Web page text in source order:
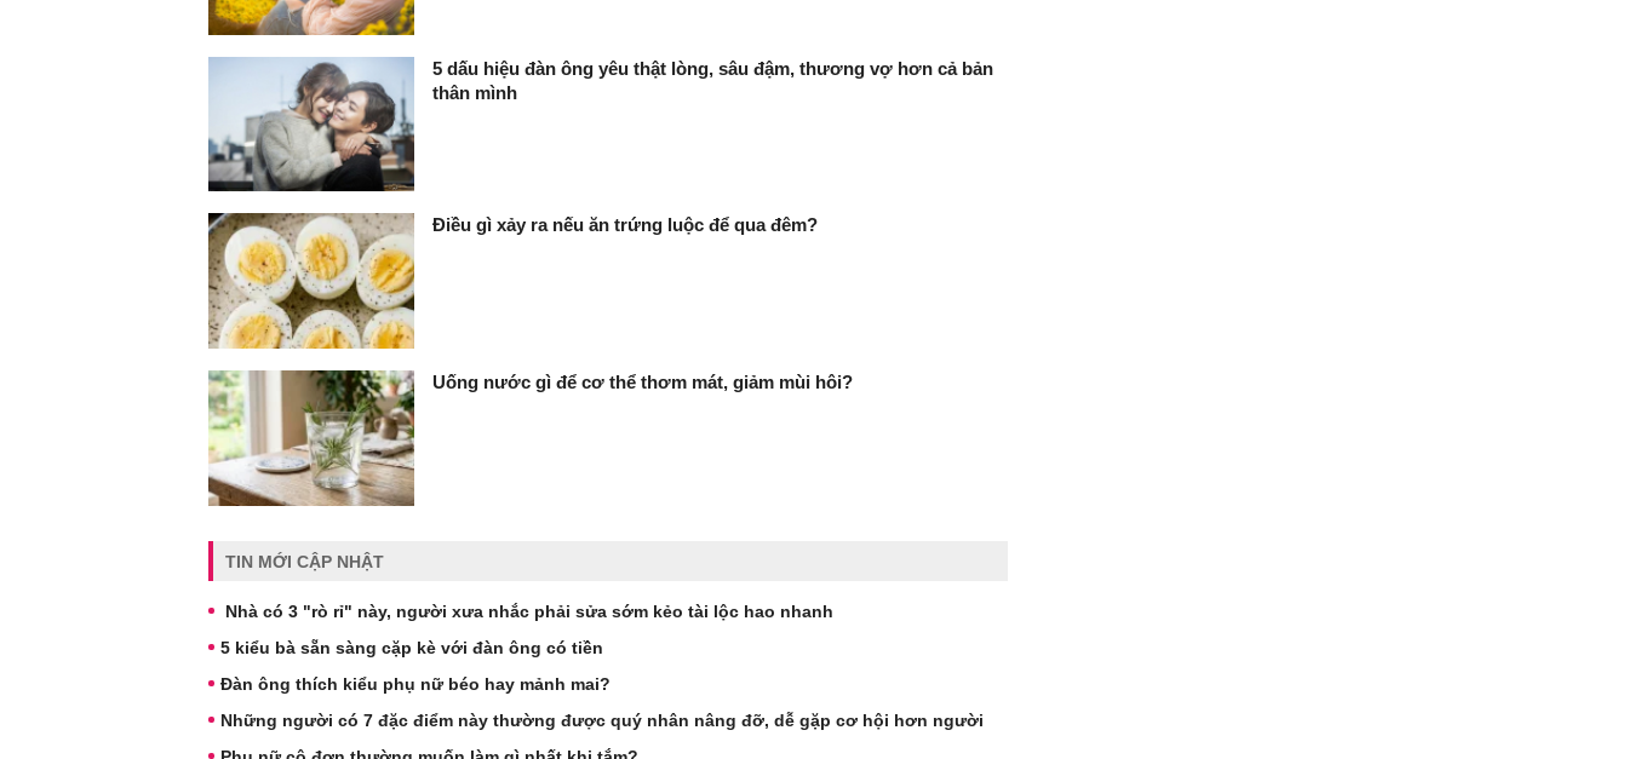
5 dấu hiệu đàn ông yêu thật lòng, sâu đậm, thương vợ hơn cả bản
thân mình
Điều gì xảy ra nếu ăn trứng luộc để qua đêm?
Uống nước gì để cơ thể thơm mát, giảm mùi hôi?
TIN MỚI CẬP NHẬT
Nhà có 3 "rò rỉ" này, người xưa nhắc phải sửa sớm kẻo tài lộc hao nhanh
5 kiểu bà sẵn sàng cặp kè với đàn ông có tiền
Đàn ông thích kiểu phụ nữ béo hay mảnh mai?
Những người có 7 đặc điểm này thường được quý nhân nâng đỡ, dễ gặp cơ hội hơn người